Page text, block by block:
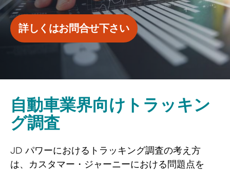
詳しくはお問合せ下さい
自動車業界向けトラッキン
グ調査
JD パワーにおけるトラッキング調査の考え方
は、カスタマー・ジャーニーにおける問題点を